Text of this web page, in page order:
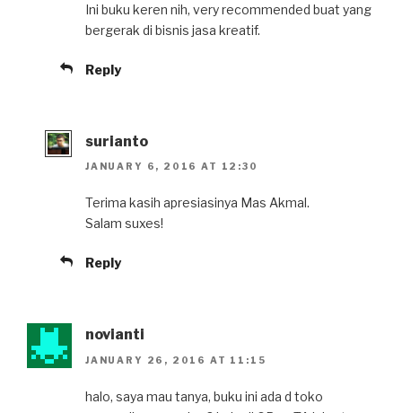
Ini buku keren nih, very recommended buat yang
bergerak di bisnis jasa kreatif.
Reply
surianto
JANUARY 6, 2016 AT 12:30
Terima kasih apresiasinya Mas Akmal.
Salam suxes!
Reply
novianti
JANUARY 26, 2016 AT 11:15
halo, saya mau tanya, buku ini ada d toko